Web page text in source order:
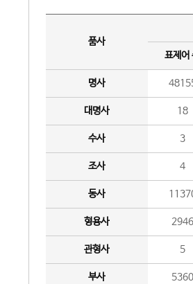
품사
표제어
명사
대명사 18
수사 3
조사 4
동사
형용사 2946
관형사 5
부사 5360